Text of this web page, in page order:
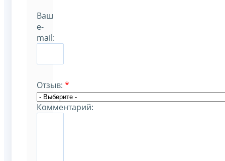
Ваш
e-
mail:
Отзыв: *
Комментарий: